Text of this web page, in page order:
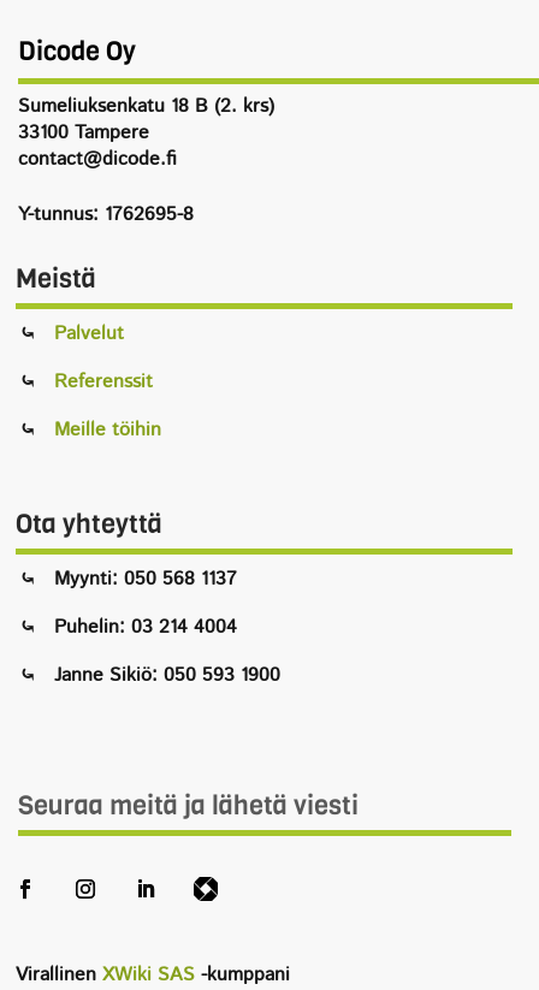
Dicode Oy
Sumeliuksenkatu 18 B (2. krs)
33100 Tampere
contact@dicode.fi
Y-tunnus: 1762695-8
Meistä
Palvelut
Referenssit
Meille töihin
Ota yhteyttä
Myynti: 050 568 1137
Puhelin: 03 214 4004
Janne Sikiö: 050 593 1900
Seuraa meitä ja lähetä viesti
Virallinen XWiki SAS-kumppani